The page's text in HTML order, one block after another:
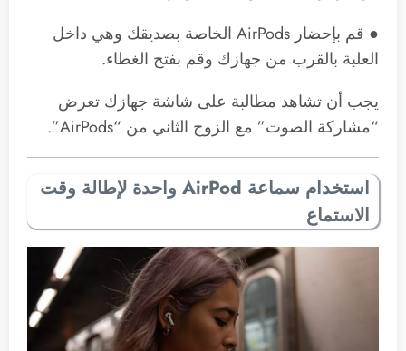
● قم بإحضار ‌AirPods‌ الخاصة بصديقك وهي داخل
العلبة بالقرب من جهازك وقم بفتح الغطاء.
يجب أن تشاهد مطالبة على شاشة جهازك تعرض
“مشاركة الصوت” مع الزوج الثاني من “AirPods”.
استخدام سماعة AirPod واحدة لإطالة وقت
الاستماع